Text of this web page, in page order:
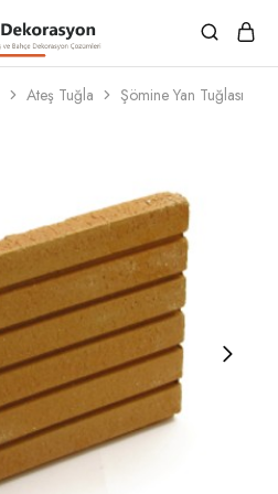
Ateş Tuğla Şömine Yan Tuğlası